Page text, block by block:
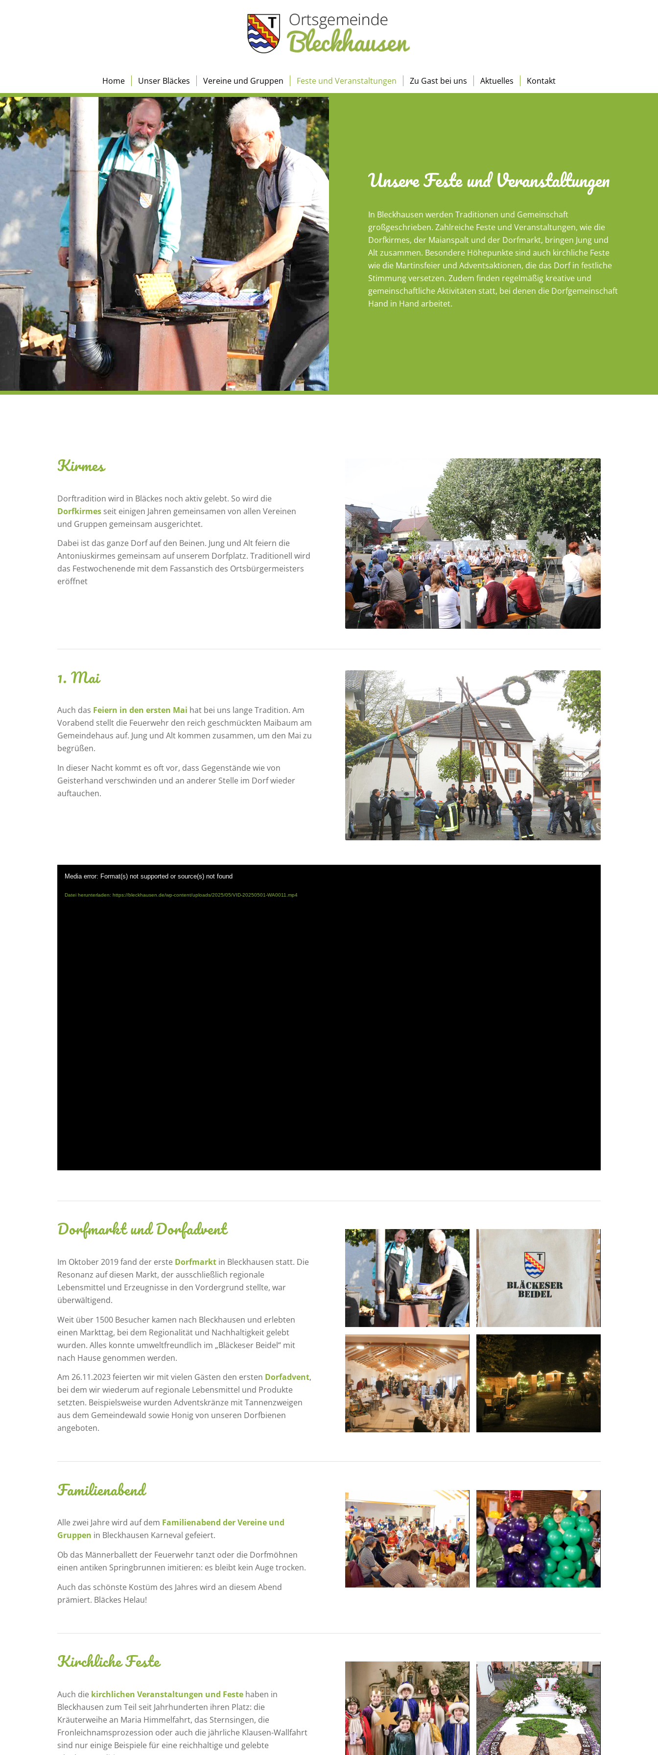
Home Unser Bläckes Vereine und Gruppen Feste und Veranstaltungen Zu Gast bei uns Aktuelles Kontakt
Unsere Feste und Veranstaltungen
In Bleckhausen werden Traditionen und Gemeinschaft
großgeschrieben. Zahlreiche Feste und Veranstaltungen, wie die
Dorfkirmes, der Maianspalt und der Dorfmarkt, bringen Jung und
Alt zusammen. Besondere Höhepunkte sind auch kirchliche Feste
wie die Martinsfeier und Adventsaktionen, die das Dorf in festliche
Stimmung versetzen. Zudem finden regelmäßig kreative und
gemeinschaftliche Aktivitäten statt, bei denen die Dorfgemeinschaft
Hand in Hand arbeitet.
Kirmes
Dorftradition wird in Bläckes noch aktiv gelebt. So wird die
Dorfkirmes seit einigen Jahren gemeinsamen von allen Vereinen
und Gruppen gemeinsam ausgerichtet.
Dabei ist das ganze Dorf auf den Beinen. Jung und Alt feiern die
Antoniuskirmes gemeinsam auf unserem Dorfplatz. Traditionell wird
das Festwochenende mit dem Fassanstich des Ortsbürgermeisters
eröffnet
1. Mai
Auch das Feiern in den ersten Mai hat bei uns lange Tradition. Am
Vorabend stellt die Feuerwehr den reich geschmückten Maibaum am
Gemeindehaus auf. Jung und Alt kommen zusammen, um den Mai zu
begrüßen.
In dieser Nacht kommt es oft vor, dass Gegenstände wie von
Geisterhand verschwinden und an anderer Stelle im Dorf wieder
auftauchen.
Media error: Format(s) not supported or source(s) not found
Datei herunterladen: https://bleckhausen.de/wp-content/uploads/2025/05/VID-20250501-WA0011.mp4
Dorfmarkt und Dorfadvent
Im Oktober 2019 fand der erste Dorfmarkt in Bleckhausen statt. Die
Resonanz auf diesen Markt, der ausschließlich regionale
Lebensmittel und Erzeugnisse in den Vordergrund stellte, war
überwältigend.
Weit über 1500 Besucher kamen nach Bleckhausen und erlebten
einen Markttag, bei dem Regionalität und Nachhaltigkeit gelebt
wurden. Alles konnte umweltfreundlich im „Bläckeser Beidel“ mit
nach Hause genommen werden.
Am 26.11.2023 feierten wir mit vielen Gästen den ersten Dorfadvent,
bei dem wir wiederum auf regionale Lebensmittel und Produkte
setzten. Beispielsweise wurden Adventskränze mit Tannenzweigen
aus dem Gemeindewald sowie Honig von unseren Dorfbienen
angeboten.
Familienabend
Alle zwei Jahre wird auf dem Familienabend der Vereine und
Gruppen in Bleckhausen Karneval gefeiert.
Ob das Männerballett der Feuerwehr tanzt oder die Dorfmöhnen
einen antiken Springbrunnen imitieren: es bleibt kein Auge trocken.
Auch das schönste Kostüm des Jahres wird an diesem Abend
prämiert. Bläckes Helau!
Kirchliche Feste
Auch die kirchlichen Veranstaltungen und Feste haben in
Bleckhausen zum Teil seit Jahrhunderten ihren Platz: die
Kräuterweihe an Maria Himmelfahrt, das Sternsingen, die
Fronleichnamsprozession oder auch die jährliche Klausen-Wallfahrt
sind nur einige Beispiele für eine reichhaltige und gelebte